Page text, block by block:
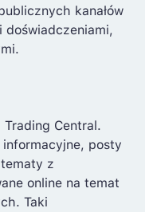
kanałów
Central.
informacyjne, posty
z
online na temat
Taki